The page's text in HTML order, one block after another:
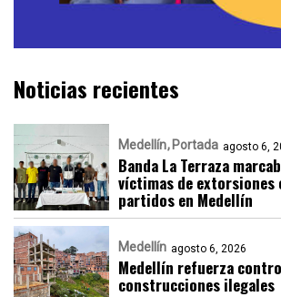
Noticias recientes
Medellín Portada agosto 6,
Banda La Terraza
víctimas de extorsiones
partidos en Medellín
Medellín agosto 6, 2026
Medellín refuerza
construcciones ilegales